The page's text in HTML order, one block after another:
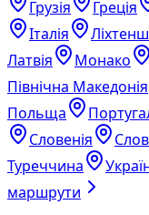
Грузія
Греція
Італія
Латвія
Монако
Північна Македонія
Польща
Словенія
Туреччина
маршрути